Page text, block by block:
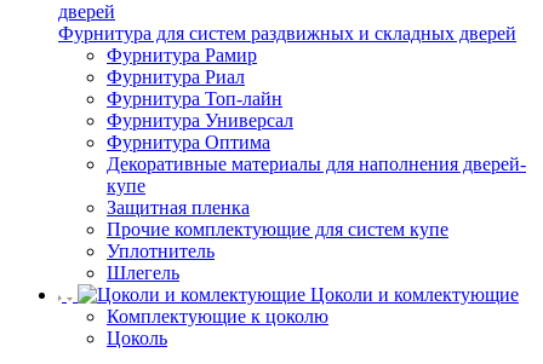
Фурнитура для систем раздвижных и складных дверей
Фурнитура Рамир
Фурнитура Риал
Фурнитура Топ-лайн
Фурнитура Универсал
Фурнитура Оптима
Декоративные материалы для наполнения дверей-
купе
Защитная пленка
Прочие комплектующие для систем купе
Уплотнитель
Шлегель
Цоколи и комлектующие
Комплектующие к цоколю
Цоколь